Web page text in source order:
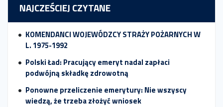
NAJCZEŚCIEJ CZYTANE
KOMENDANCI WOJEWÓDZCY STRAŻY POŻARNYCH W
L. 1975-1992
Polski Ład: Pracujący emeryt nadal zapłaci
podwójną składkę zdrowotną
Ponowne przeliczenie emerytury: Nie wszyscy
wiedzą, że trzeba złożyć wniosek